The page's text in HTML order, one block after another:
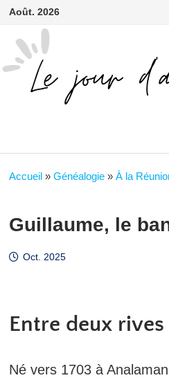
Passer
contenu
Août. 2026
Accueil» Généalogie» À la
Guillaume, le
Oct. 2025
Entre deux rives
Né vers 1703 à